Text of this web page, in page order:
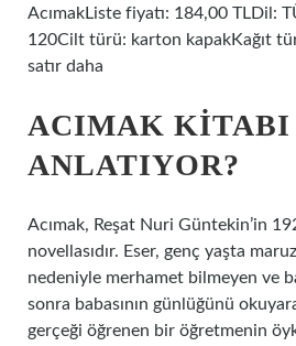
AcımakListe fiyatı: 184,00 TLDil:
120Cilt türü: karton kapakKağıt
satır daha
ACIMAK KITABI
ANLATIYOR?
Acımak, Reşat Nuri Güntekin’in
novellasıdır. Eser, genç yaşta
nedeniyle merhamet bilmeyen ve
sonra babasının günlüğünü
gerçeği öğrenen bir öğretmenin